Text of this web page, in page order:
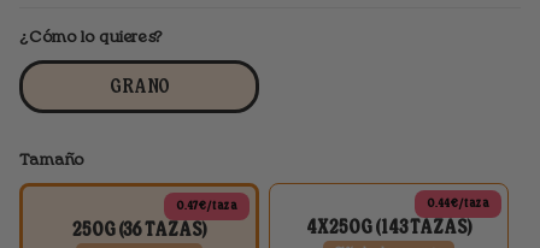
¿Cómo lo quieres?
GRANO
Tamaño
250G (36 TAZAS)
0.47€/taza
4X250G (143 TAZAS)
0.44€/taza